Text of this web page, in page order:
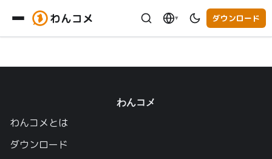
わんコメ ▾ ダウンロード
わんコメ
わんコメとは
ダウンロード